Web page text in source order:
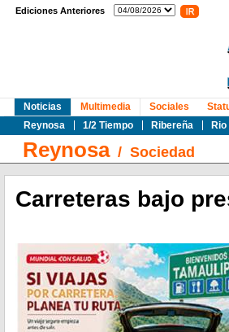
Ediciones Anteriores
Noticias
Reynosa
1/2 Tiempo Ribereña
Multimedia Sociales
Reynosa/ Sociedad
Carreteras bajo